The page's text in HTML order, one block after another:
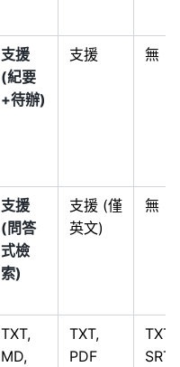
支援
(紀要
+待辦)
支援 無
支援
(問答
式檢
索)
支援 (僅
英文)
無
TXT,
MD,
TXT,
PDF
TXT,
SRT